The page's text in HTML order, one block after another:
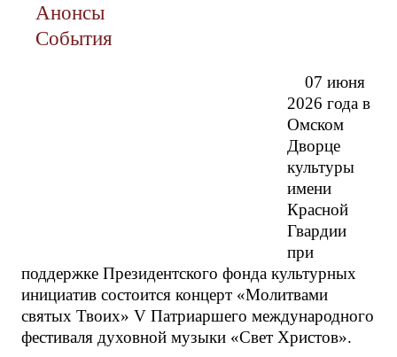
Анонсы
События
07 июня
2026 года в
Омском
Дворце
культуры
имени
Красной
Гвардии
при
поддержке Президентского фонда культурных
инициатив состоится концерт «Молитвами
святых Твоих» V Патриаршего международного
фестиваля духовной музыки «Свет Христов».